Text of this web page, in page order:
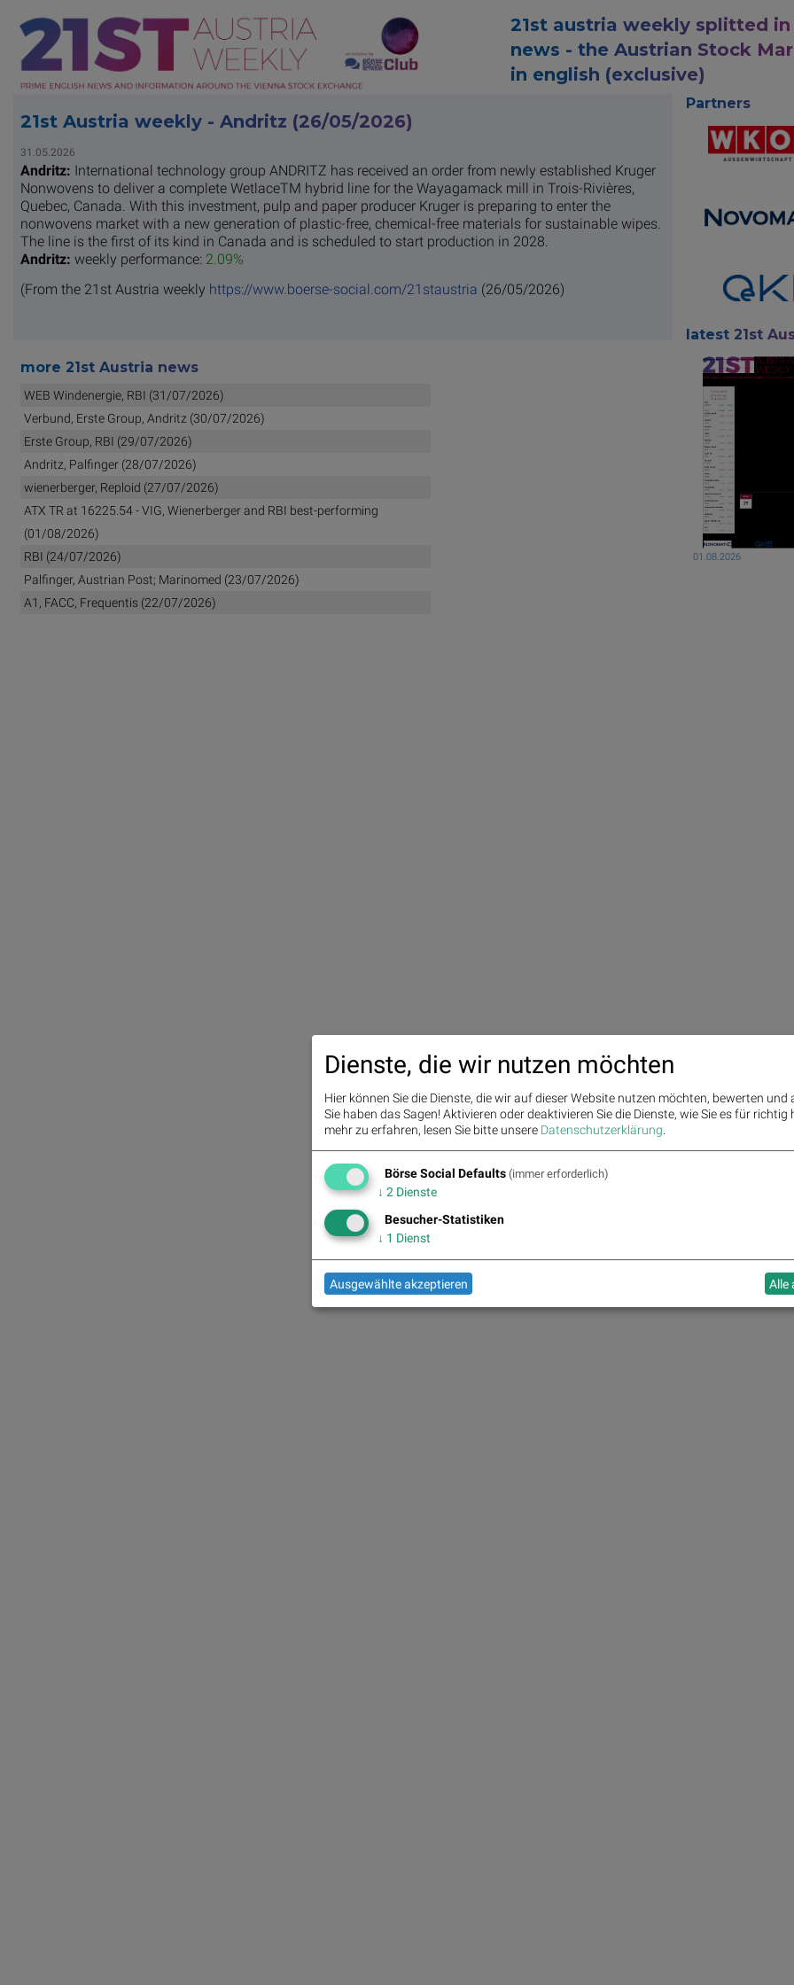
21st austria weekly splitted
news - the Austrian Stock
in english (exclusive)
21st Austria weekly - Andritz (26/05/2026)
31.05.2026
Andritz: International technology group ANDRITZ has received an order from newly established Kruger
Nonwovens to deliver a complete WetlaceTM hybrid line for the Wayagamack mill in Trois-Rivières,
Quebec, Canada. With this investment, pulp and paper producer Kruger is preparing to enter the
nonwovens market with a new generation of plastic-free, chemical-free materials for sustainable wipes.
The line is the first of its kind in Canada and is scheduled to start production in 2028.
Andritz: weekly performance: 2.09%
(From the 21st Austria weekly https://www.boerse-social.com/21staustria (26/05/2026)
more 21st Austria news
WEB Windenergie, RBI (31/07/2026)
Verbund, Erste Group, Andritz (30/07/2026)
Erste Group, RBI (29/07/2026)
Andritz, Palfinger (28/07/2026)
wienerberger, Reploid (27/07/2026)
ATX TR at 16225.54 - VIG, Wienerberger and RBI best-performing
(01/08/2026)
RBI (24/07/2026)
Palfinger, Austrian Post; Marinomed (23/07/2026)
A1, FACC, Frequentis (22/07/2026)
Partners
latest 21st
01.08.2026
Dienste, die wir nutzen möchten
Hier können Sie die Dienste, die wir auf dieser Website nutzen möchten, bewerten und
Sie haben das Sagen! Aktivieren oder deaktivieren Sie die Dienste, wie Sie es für richtig
mehr zu erfahren, lesen Sie bitte unsere Datenschutzerklärung.
Börse Social Defaults (immer erforderlich)
↓ 2 Dienste
Besucher-Statistiken
↓ 1 Dienst
Ausgewählte akzeptieren Alle